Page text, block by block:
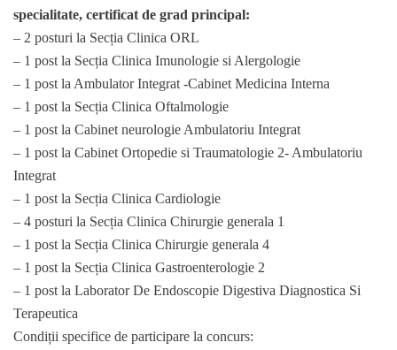
specialitate, certificat de grad principal:
– 2 posturi la Secția Clinica ORL
– 1 post la Secția Clinica Imunologie si Alergologie
– 1 post la Ambulator Integrat -Cabinet Medicina Interna
– 1 post la Secția Clinica Oftalmologie
– 1 post la Cabinet neurologie Ambulatoriu Integrat
– 1 post la Cabinet Ortopedie si Traumatologie 2- Ambulatoriu
Integrat
– 1 post la Secția Clinica Cardiologie
– 4 posturi la Secția Clinica Chirurgie generala 1
– 1 post la Secția Clinica Chirurgie generala 4
– 1 post la Secția Clinica Gastroenterologie 2
– 1 post la Laborator De Endoscopie Digestiva Diagnostica Si
Terapeutica
Condiții specifice de participare la concurs: